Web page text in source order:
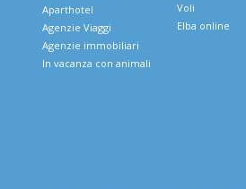
Aparthotel
Agenzie Viaggi
Agenzie immobiliari
In vacanza con animali
Voli
Elba online